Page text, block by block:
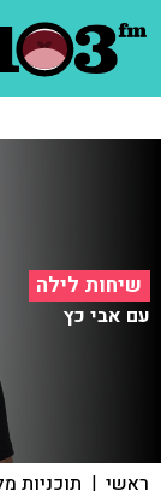
שיחות לילה
עם אבי כץ
ראשי | תוכניות